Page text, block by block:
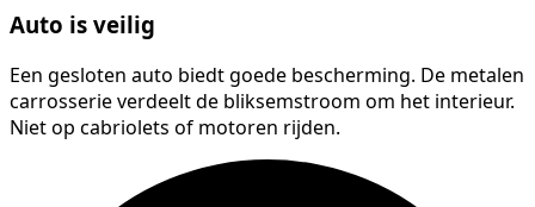
Auto is veilig
Een gesloten auto biedt goede bescherming. De metalen
carrosserie verdeelt de bliksemstroom om het interieur.
Niet op cabriolets of motoren rijden.